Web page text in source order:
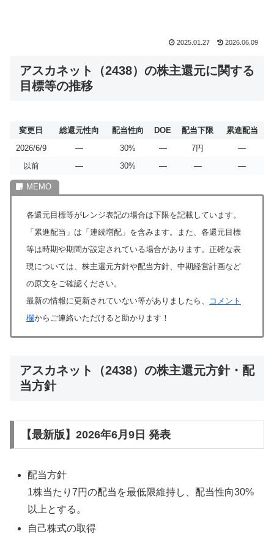
2025.01.27 2026.06.09
アスカネット（2438）の株主還元に関する
目標等の推移
変更日 総還元性向 配当性向 DOE 配当下限
累進配当
2026/6/9
― 30% ― 7円
―
以前
― 30% ― ― ―
各還元目標等がレンジ表記の場合は下限を記載しています。
「累進配当」は「連続増配」を含みます。また、各還元目標
等は時期や期間が設定されている場合があります。正確な表
現については、株主還元方針や配当方針、中期経営計画など
の原文をご確認ください。
最新の情報に更新されていない等がありましたら、
コメント
欄からご連絡いただけると助かります！
アスカネット（2438）の株主還元方針・配
当方針
【最新版】2026年6月9日 発表
配当方針
1株当たり7円の配当を最低限維持し、配当性向30%
以上とする。
自己株式の取得